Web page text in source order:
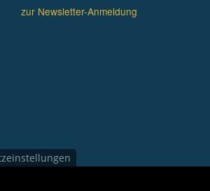
zur Newsletter-Anmeldung